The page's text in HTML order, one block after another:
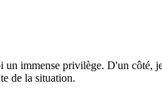
un immense privilège. D'un côté,
de la situation.